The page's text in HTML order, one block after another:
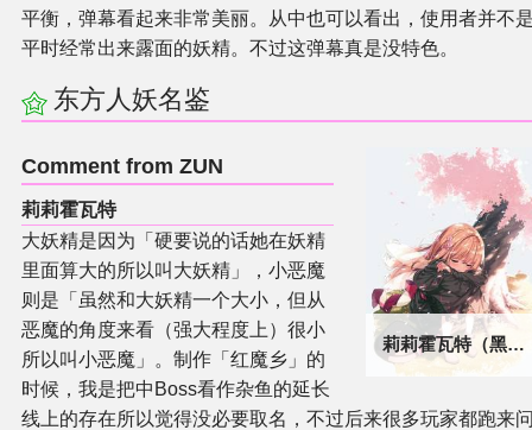
平衡，弹幕看起来非常美丽。从中也可以看出，使用者并不
平时经常出来露面的妖精。不过这弹幕真是没特色。
东方人妖名鉴
莉莉霍瓦特（黑）（人妖名鉴）
Comment from ZUN
莉莉霍瓦特
大妖精是因为「硬要说的话她在妖精
里面算大的所以叫大妖精」，小恶魔
则是「虽然和大妖精一个大小，但从
恶魔的角度来看（强大程度上）很小
所以叫小恶魔」。制作「红魔乡」的
时候，我是把中Boss看作杂鱼的延长
线上的存在所以觉得没必要取名，不过后来很多玩家都跑来